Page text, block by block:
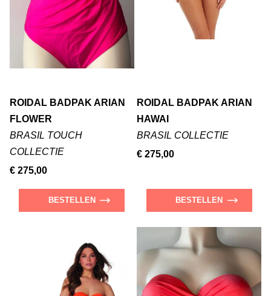
ROIDAL BADPAK ARIAN
FLOWER
BRASIL TOUCH
COLLECTIE
€ 275,00
BESTELLEN
ROIDAL BADPAK ARIAN
HAWAI
BRASIL COLLECTIE
€ 275,00
BESTELLEN